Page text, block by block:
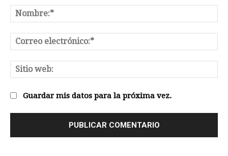
Guardar mis datos para la próxima vez.